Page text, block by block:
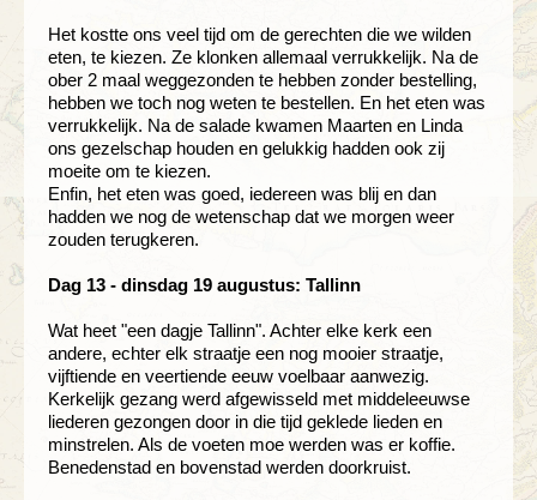
Het kostte ons veel tijd om de gerechten die we wilden
eten, te kiezen. Ze klonken allemaal verrukkelijk. Na de
ober 2 maal weggezonden te hebben zonder bestelling,
hebben we toch nog weten te bestellen. En het eten was
verrukkelijk. Na de salade kwamen Maarten en Linda
ons gezelschap houden en gelukkig hadden ook zij
moeite om te kiezen.
Enfin, het eten was goed, iedereen was blij en dan
hadden we nog de wetenschap dat we morgen weer
zouden terugkeren.
Dag 13 - dinsdag 19 augustus: Tallinn
Wat heet "een dagje Tallinn". Achter elke kerk een
andere, echter elk straatje een nog mooier straatje,
vijftiende en veertiende eeuw voelbaar aanwezig.
Kerkelijk gezang werd afgewisseld met middeleeuwse
liederen gezongen door in die tijd geklede lieden en
minstrelen. Als de voeten moe werden was er koffie.
Benedenstad en bovenstad werden doorkruist.